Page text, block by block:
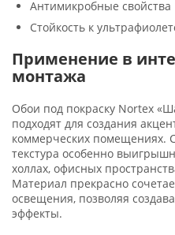
Антимикробные свойства
Стойкость к
Применение в
монтажа
Обои под покраску Nortex
подходят для создания
коммерческих помещениях.
текстура особенно
холлах, офисных
Материал прекрасно
освещения, позволяя
эффекты.